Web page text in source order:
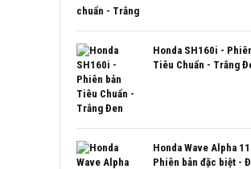
Honda SH160i -
Tiêu Chuẩn - Trắng
Honda Wave Alpha
Phiên bản đặc biệt -